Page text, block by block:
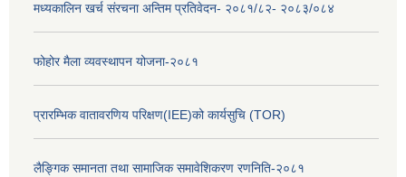
मध्यकालिन खर्च संरचना अन्तिम प्रतिवेदन- २०८१/८२- २०८३/०८४
फोहोर मैला व्यवस्थापन योजना-२०८१
प्रारम्भिक वातावरणिय परिक्षण(IEE)को कार्यसुचि (TOR)
लैङ्‍गिक समानता तथा सामाजिक समावेशिकरण रणनिति-२०८१